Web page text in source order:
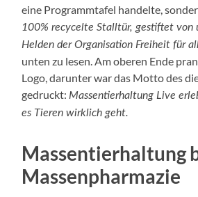
eine Programmtafel handelte,
100% recycelte Stalltür, gestiftet von
Helden der Organisation Freiheit für
unten zu lesen. Am oberen Ende
Logo, darunter war das Motto des
gedruckt: Massentierhaltung Live
es Tieren wirklich geht.
Massentierhaltung
Massenpharmazie